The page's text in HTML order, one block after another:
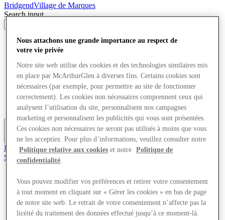
BridgendVillage de Marques
Search input
Magasins
Offres
Quoi de neuf
Mangez et buvez
Services
Cartes cadeaux
Carte du Centre
Plus
Rejoignez le Club
Sauvé
fr
Magasins
Offres
Planifiez votre visite
Quoi de neuf
Nous attachons une grande importance au respect de
votre vie privée
Notre site web utilise des cookies et des technologies similaires mis
en place par McArthurGlen à diverses fins. Certains cookies sont
nécessaires (par exemple, pour permettre au site de fonctionner
correctement). Les cookies non nécessaires comprennent ceux qui
analysent l’utilisation du site, personnalisent nos campagnes
marketing et personnalisent les publicités qui vous sont présentées.
Ces cookies non nécessaires ne seront pas utilisés à moins que vous
ne les acceptiez. Pour plus d’informations, veuillez consulter notre
Politique relative aux cookies et notre
Politique de
confidentialité.
Vous pouvez modifier vos préférences et retirer votre consentement
à tout moment en cliquant sur « Gérer les cookies » en bas de page
de notre site web. Le retrait de votre consentement n’affecte pas la
licéité du traitement des données effectué jusqu’à ce moment-là.